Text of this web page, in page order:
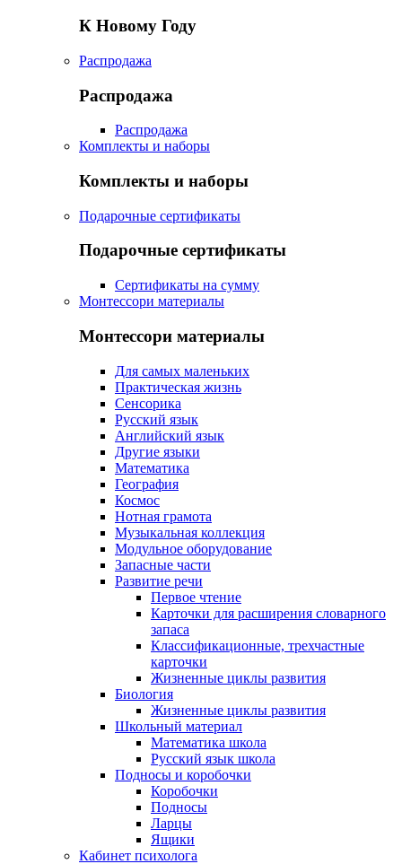
К Новому Году
Распродажа
Распродажа
Распродажа
Комплекты и наборы
Комплекты и наборы
Подарочные сертификаты
Подарочные сертификаты
Сертификаты на сумму
Монтессори материалы
Монтессори материалы
Для самых маленьких
Практическая жизнь
Сенсорика
Русский язык
Английский язык
Другие языки
Математика
География
Космос
Нотная грамота
Музыкальная коллекция
Модульное оборудование
Запасные части
Развитие речи
Первое чтение
Карточки для расширения словарного
запаса
Классификационные, трехчастные
карточки
Жизненные циклы развития
Биология
Жизненные циклы развития
Школьный материал
Математика школа
Русский язык школа
Подносы и коробочки
Коробочки
Подносы
Ларцы
Ящики
Кабинет психолога